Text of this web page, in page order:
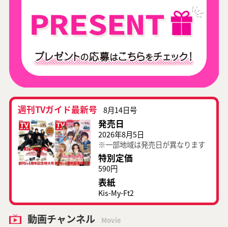
週刊TVガイド最新号 8月14日号
発売日
2026年8月5日
※一部地域は発売日が異なります
特別定価
590円
表紙
Kis-My-Ft2
動画チャンネル Movie